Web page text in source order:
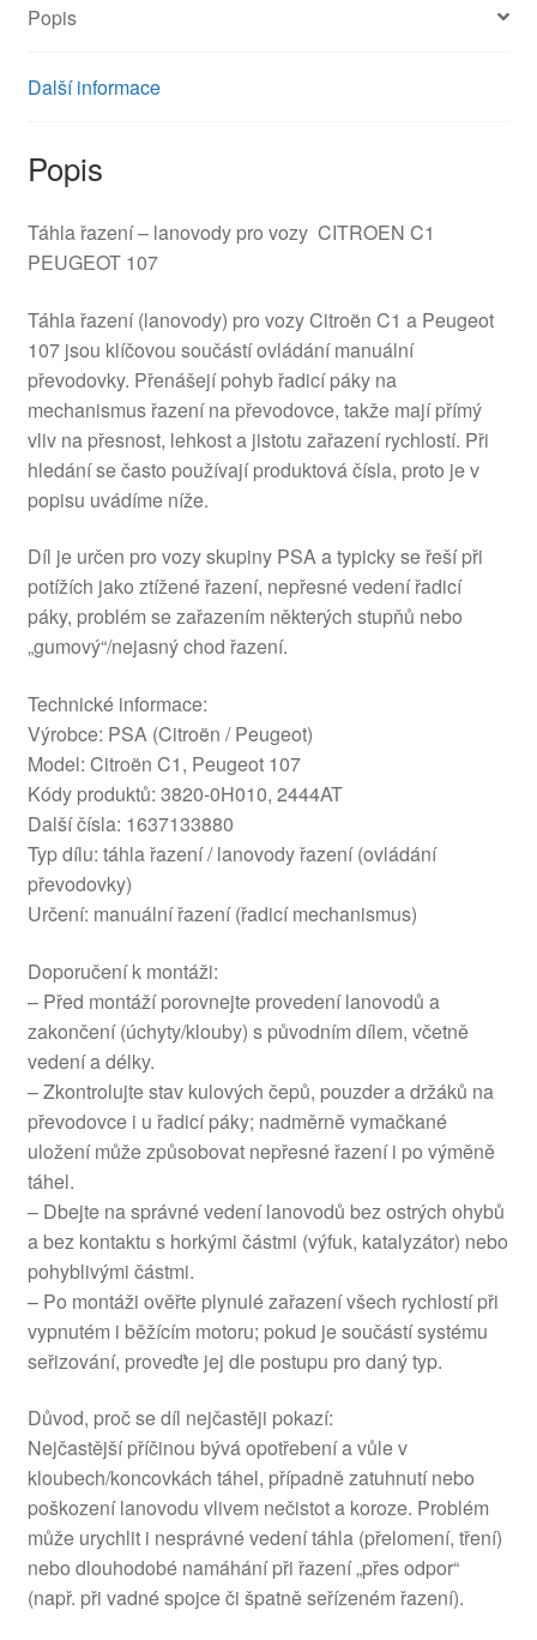
Popis
Další informace
Popis
Táhla řazení – lanovody pro vozy CITROEN C1
PEUGEOT 107
Táhla řazení (lanovody) pro vozy Citroën C1 a Peugeot
107 jsou klíčovou součástí ovládání manuální
převodovky. Přenášejí pohyb řadicí páky na
mechanismus řazení na převodovce, takže mají přímý
vliv na přesnost, lehkost a jistotu zařazení rychlostí. Při
hledání se často používají produktová čísla, proto je v
popisu uvádíme níže.
Díl je určen pro vozy skupiny PSA a typicky se řeší při
potížích jako ztížené řazení, nepřesné vedení řadicí
páky, problém se zařazením některých stupňů nebo
„gumový“/nejasný chod řazení.
Technické informace:
Výrobce: PSA (Citroën / Peugeot)
Model: Citroën C1, Peugeot 107
Kódy produktů: 3820-0H010, 2444AT
Další čísla: 1637133880
Typ dílu: táhla řazení / lanovody řazení (ovládání
převodovky)
Určení: manuální řazení (řadicí mechanismus)
Doporučení k montáži:
– Před montáží porovnejte provedení lanovodů a
zakončení (úchyty/klouby) s původním dílem, včetně
vedení a délky.
– Zkontrolujte stav kulových čepů, pouzder a držáků na
převodovce i u řadicí páky; nadměrně vymačkané
uložení může způsobovat nepřesné řazení i po výměně
táhel.
– Dbejte na správné vedení lanovodů bez ostrých ohybů
a bez kontaktu s horkými částmi (výfuk, katalyzátor) nebo
pohyblivými částmi.
– Po montáži ověřte plynulé zařazení všech rychlostí při
vypnutém i běžícím motoru; pokud je součástí systému
seřizování, proveďte jej dle postupu pro daný typ.
Důvod, proč se díl nejčastěji pokazí:
Nejčastější příčinou bývá opotřebení a vůle v
kloubech/koncovkách táhel, případně zatuhnutí nebo
poškození lanovodu vlivem nečistot a koroze. Problém
může urychlit i nesprávné vedení táhla (přelomení, tření)
nebo dlouhodobé namáhání při řazení „přes odpor“
(např. při vadné spojce či špatně seřízeném řazení).